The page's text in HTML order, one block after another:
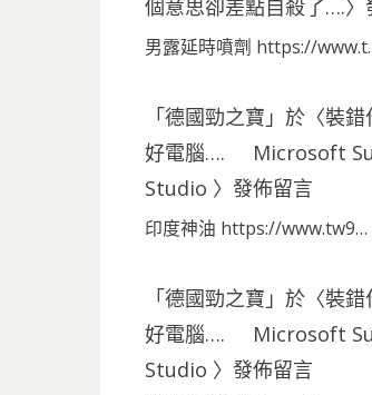
個意思卻差點自殺了….〉
男露延時噴劑 https://
「德國勁之寶 」於〈裝錯
好電腦…. Microsoft
Studio 〉發佈留言
印度神油 https://www.tw9…
「德國勁之寶 」於〈裝錯
好電腦…. Microsoft
Studio 〉發佈留言